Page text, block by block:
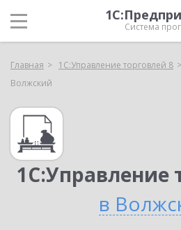
Система
Главная 1С:Управление торговлей 8
Волжский
1С:Управление
в